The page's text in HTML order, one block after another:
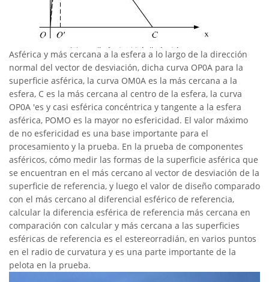
Asférica y más cercana a la esfera a lo largo de la dirección
normal del vector de desviación, dicha curva OP0A para la
superficie asférica, la curva OM0A es la más cercana a la
esfera, C es la más cercana al centro de la esfera, la curva
OP0A 'es y casi esférica concéntrica y tangente a la esfera
asférica, POMO es la mayor no esfericidad. El valor máximo
de no esfericidad es una base importante para el
procesamiento y la prueba. En la prueba de componentes
asféricos, cómo medir las formas de la superficie asférica que
se encuentran en el más cercano al vector de desviación de la
superficie de referencia, y luego el valor de diseño comparado
con el más cercano al diferencial esférico de referencia,
calcular la diferencia esférica de referencia más cercana en
comparación con calcular y más cercana a las superficies
esféricas de referencia es el estereorradián, en varios puntos
en el radio de curvatura y es una parte importante de la
pelota en la prueba.